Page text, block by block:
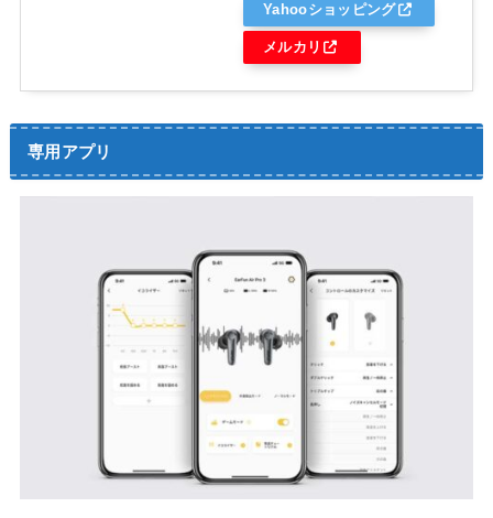
Yahooショッピング
メルカリ
専用アプリ